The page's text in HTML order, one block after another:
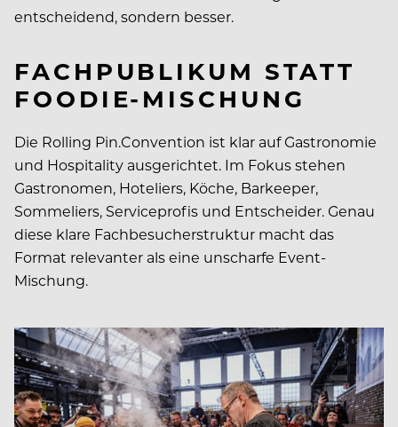
entscheidend, sondern besser.
FACHPUBLIKUM STATT
FOODIE-MISCHUNG
Die Rolling Pin.Convention ist klar auf Gastronomie
und Hospitality ausgerichtet. Im Fokus stehen
Gastronomen, Hoteliers, Köche, Barkeeper,
Sommeliers, Serviceprofis und Entscheider. Genau
diese klare Fachbesucherstruktur macht das
Format relevanter als eine unscharfe Event-
Mischung.